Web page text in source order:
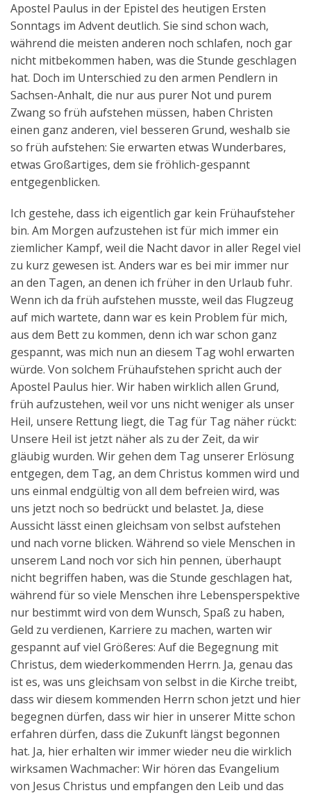
Apostel Paulus in der Epistel des heutigen Ersten
Sonntags im Advent deutlich. Sie sind schon wach,
während die meisten anderen noch schlafen, noch gar
nicht mitbekommen haben, was die Stunde geschlagen
hat. Doch im Unterschied zu den armen Pendlern in
Sachsen-Anhalt, die nur aus purer Not und purem
Zwang so früh aufstehen müssen, haben Christen
einen ganz anderen, viel besseren Grund, weshalb sie
so früh aufstehen: Sie erwarten etwas Wunderbares,
etwas Großartiges, dem sie fröhlich-gespannt
entgegenblicken.
Ich gestehe, dass ich eigentlich gar kein Frühaufsteher
bin. Am Morgen aufzustehen ist für mich immer ein
ziemlicher Kampf, weil die Nacht davor in aller Regel viel
zu kurz gewesen ist. Anders war es bei mir immer nur
an den Tagen, an denen ich früher in den Urlaub fuhr.
Wenn ich da früh aufstehen musste, weil das Flugzeug
auf mich wartete, dann war es kein Problem für mich,
aus dem Bett zu kommen, denn ich war schon ganz
gespannt, was mich nun an diesem Tag wohl erwarten
würde. Von solchem Frühaufstehen spricht auch der
Apostel Paulus hier. Wir haben wirklich allen Grund,
früh aufzustehen, weil vor uns nicht weniger als unser
Heil, unsere Rettung liegt, die Tag für Tag näher rückt:
Unsere Heil ist jetzt näher als zu der Zeit, da wir
gläubig wurden. Wir gehen dem Tag unserer Erlösung
entgegen, dem Tag, an dem Christus kommen wird und
uns einmal endgültig von all dem befreien wird, was
uns jetzt noch so bedrückt und belastet. Ja, diese
Aussicht lässt einen gleichsam von selbst aufstehen
und nach vorne blicken. Während so viele Menschen in
unserem Land noch vor sich hin pennen, überhaupt
nicht begriffen haben, was die Stunde geschlagen hat,
während für so viele Menschen ihre Lebensperspektive
nur bestimmt wird von dem Wunsch, Spaß zu haben,
Geld zu verdienen, Karriere zu machen, warten wir
gespannt auf viel Größeres: Auf die Begegnung mit
Christus, dem wiederkommenden Herrn. Ja, genau das
ist es, was uns gleichsam von selbst in die Kirche treibt,
dass wir diesem kommenden Herrn schon jetzt und hier
begegnen dürfen, dass wir hier in unserer Mitte schon
erfahren dürfen, dass die Zukunft längst begonnen
hat. Ja, hier erhalten wir immer wieder neu die wirklich
wirksamen Wachmacher: Wir hören das Evangelium
von Jesus Christus und empfangen den Leib und das